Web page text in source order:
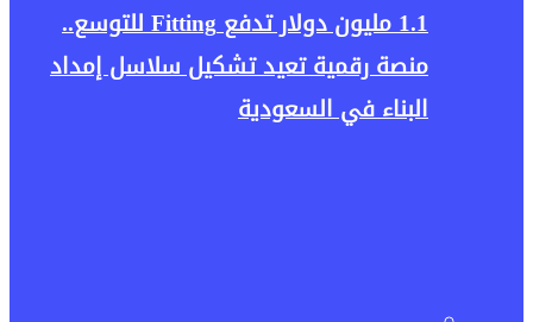
1.1 مليون دولار تدفع Fitting للتوسع..
منصة رقمية تعيد تشكيل سلاسل إمداد
البناء في السعودية